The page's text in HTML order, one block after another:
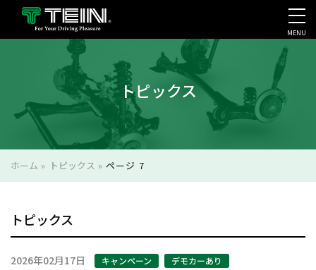
会社案内・採用・IR
MENU
トピックス
ホーム » トピックス »ページ 7
トピックス
2026年02月17日 キャンペーン デモカーあり